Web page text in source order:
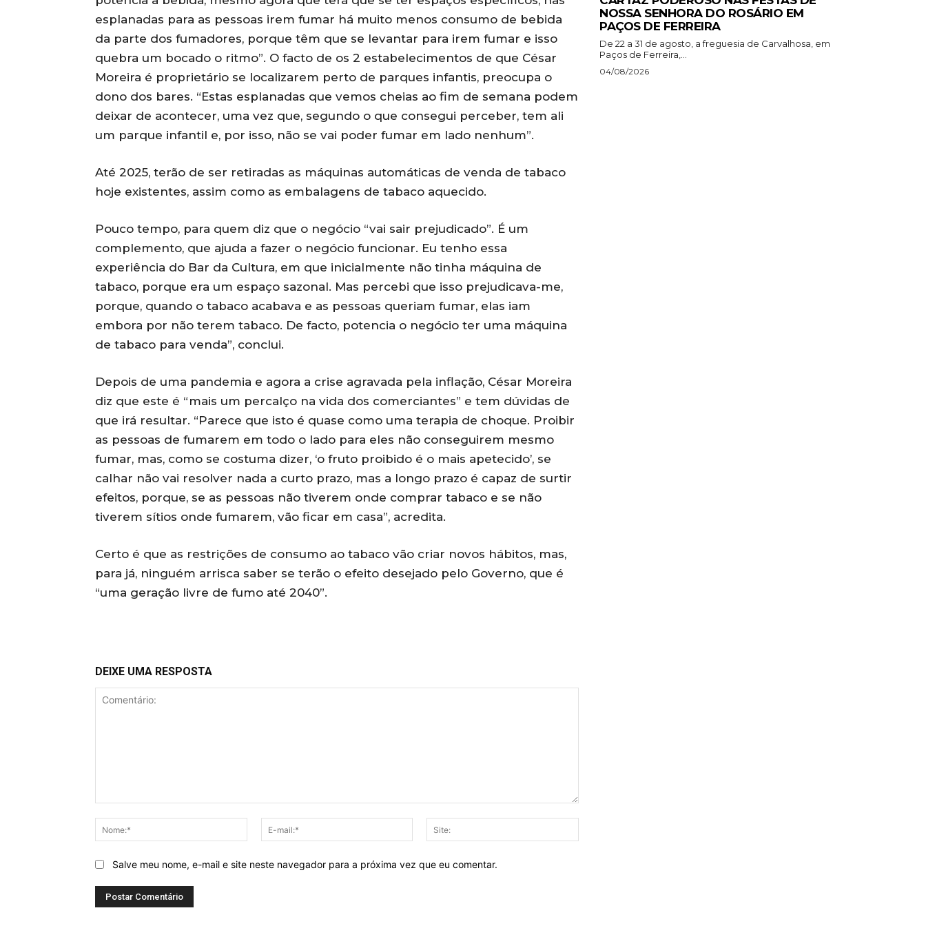
esplanadas para as pessoas irem fumar há muito menos consumo de bebida
da parte dos fumadores, porque têm que se levantar para irem fumar e isso
quebra um bocado o ritmo”. O facto de os 2 estabelecimentos de que César
Moreira é proprietário se localizarem perto de parques infantis, preocupa o
dono dos bares. “Estas esplanadas que vemos cheias ao fim de semana podem
deixar de acontecer, uma vez que, segundo o que consegui perceber, tem ali
um parque infantil e, por isso, não se vai poder fumar em lado nenhum”.
Até 2025, terão de ser retiradas as máquinas automáticas de venda de tabaco
hoje existentes, assim como as embalagens de tabaco aquecido.
Pouco tempo, para quem diz que o negócio “vai sair prejudicado”. É um
complemento, que ajuda a fazer o negócio funcionar. Eu tenho essa
experiência do Bar da Cultura, em que inicialmente não tinha máquina de
tabaco, porque era um espaço sazonal. Mas percebi que isso prejudicava-me,
porque, quando o tabaco acabava e as pessoas queriam fumar, elas iam
embora por não terem tabaco. De facto, potencia o negócio ter uma máquina
de tabaco para venda”, conclui.
Depois de uma pandemia e agora a crise agravada pela inflação, César Moreira
diz que este é “mais um percalço na vida dos comerciantes” e tem dúvidas de
que irá resultar. “Parece que isto é quase como uma terapia de choque. Proibir
as pessoas de fumarem em todo o lado para eles não conseguirem mesmo
fumar, mas, como se costuma dizer, ‘o fruto proibido é o mais apetecido’, se
calhar não vai resolver nada a curto prazo, mas a longo prazo é capaz de surtir
efeitos, porque, se as pessoas não tiverem onde comprar tabaco e se não
tiverem sítios onde fumarem, vão ficar em casa”, acredita.
Certo é que as restrições de consumo ao tabaco vão criar novos hábitos, mas,
para já, ninguém arrisca saber se terão o efeito desejado pelo Governo, que é
“uma geração livre de fumo até 2040”.
DEIXE UMA RESPOSTA
Nome:*
mail:*
Salve meu nome, e-mail e site neste navegador para a próxima vez que eu comentar.
NOSSA SENHORA DO ROSÁRIO EM
PAÇOS DE FERREIRA
De 22 a 31 de agosto, a freguesia de Carvalhosa, em
Paços de Ferreira,...
04/08/2026